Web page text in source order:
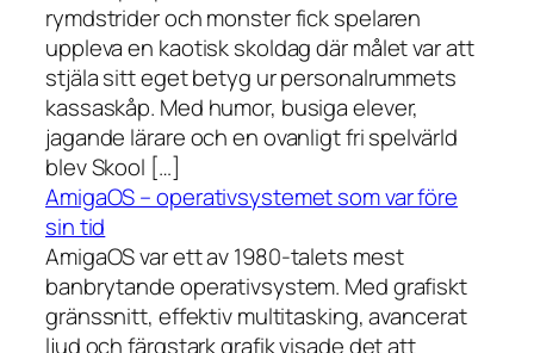
rymdstrider och monster fick spelaren
uppleva en kaotisk skoldag där målet var att
stjäla sitt eget betyg ur personalrummets
kassaskåp. Med humor, busiga elever,
jagande lärare och en ovanligt fri spelvärld
blev Skool […]
AmigaOS – operativsystemet som var före
sin tid
AmigaOS var ett av 1980-talets mest
banbrytande operativsystem. Med grafiskt
gränssnitt, effektiv multitasking, avancerat
ljud och färgstark grafik visade det att